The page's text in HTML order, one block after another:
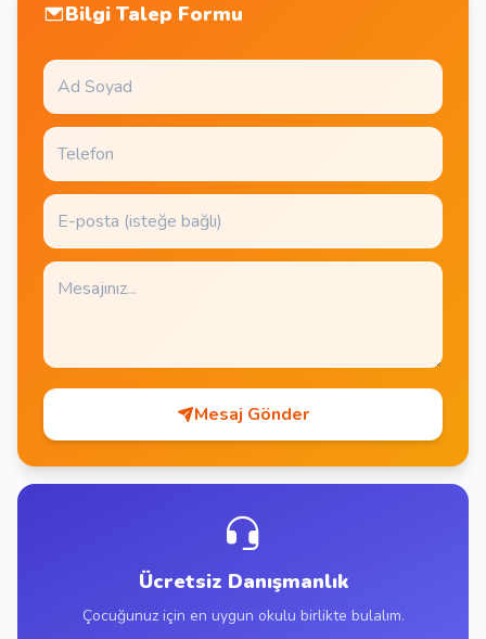
Bilgi Talep Formu
Mesaj Gönder
Ücretsiz Danışmanlık
Çocuğunuz için en uygun okulu birlikte bulalım.